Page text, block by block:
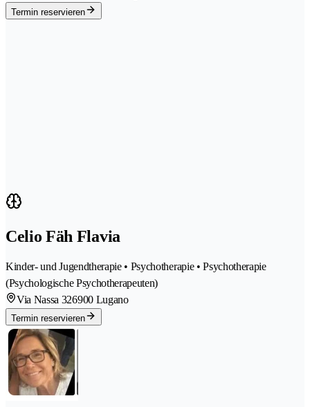
Termin reservieren
Celio Fäh Flavia
Kinder- und Jugendtherapie • Psychotherapie • Psychotherapie
(Psychologische Psychotherapeuten)
Via Nassa 326900 Lugano
Termin reservieren